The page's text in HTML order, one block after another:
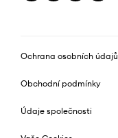
Ochrana osobních údajů
Obchodní podmínky
Údaje společnosti